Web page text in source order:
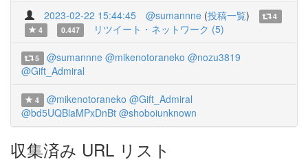
2023-02-22 15:44:45 @sumannne (投稿一覧)
4
4
0.447 リツイート・ネットワーク (5)
5 @sumannne @mikenotoraneko @nozu3819
@Gift_Admiral
4 @mikenotoraneko @Gift_Admiral
@bd5UQBlaMPxDnBt @shoboiunknown
収集済み URL リスト